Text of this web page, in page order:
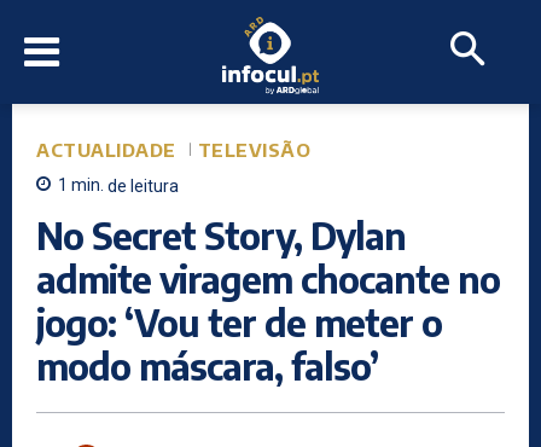
ACTUALIDADE TELEVISÃO
1 min. de leitura
No Secret Story, Dylan
admite viragem chocante no
jogo: ‘Vou ter de meter o
modo máscara, falso’